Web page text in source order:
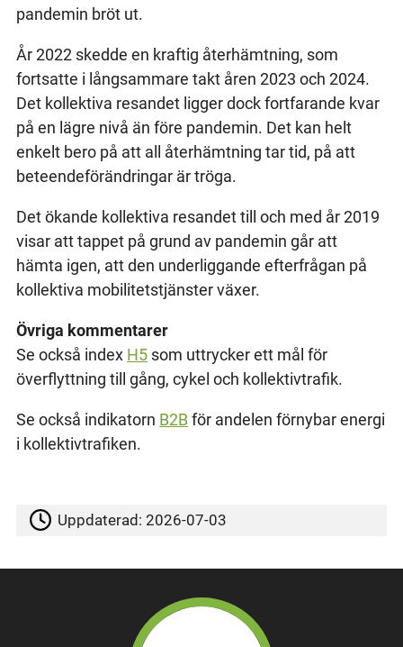
pandemin bröt ut.
År 2022 skedde en kraftig återhämtning, som
fortsatte i långsammare takt åren 2023 och 2024.
Det kollektiva resandet ligger dock fortfarande kvar
på en lägre nivå än före pandemin. Det kan helt
enkelt bero på att all återhämtning tar tid, på att
beteendeförändringar är tröga.
Det ökande kollektiva resandet till och med år 2019
visar att tappet på grund av pandemin går att
hämta igen, att den underliggande efterfrågan på
kollektiva mobilitetstjänster växer.
Övriga kommentarer
Se också index H5som uttrycker ett mål för
överflyttning till gång, cykel och kollektivtrafik.
Se också indikatorn B2Bför andelen förnybar energi
i kollektivtrafiken.
Uppdaterad:2026-07-03